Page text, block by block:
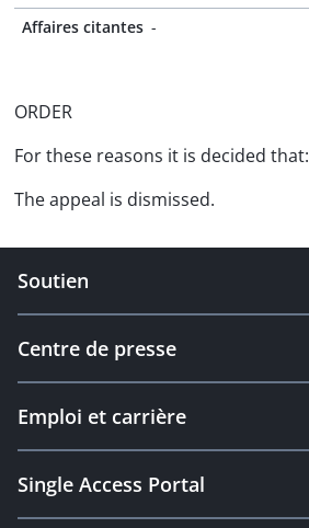
Affaires citantes -
ORDER
For these reasons it is decided that:
The appeal is dismissed.
Soutien
Centre de presse
Emploi et carrière
Single Access Portal